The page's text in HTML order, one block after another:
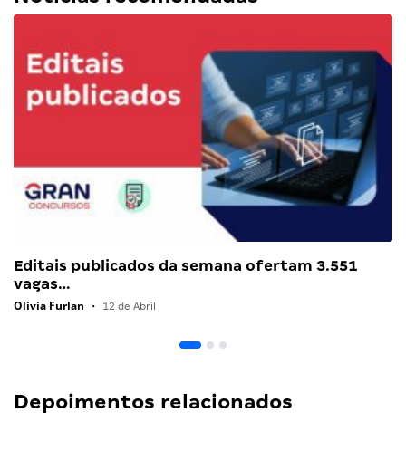
Editais publicados da semana ofertam 3.551
vagas…
Olivia Furlan • 12 de Abril
Depoimentos relacionados